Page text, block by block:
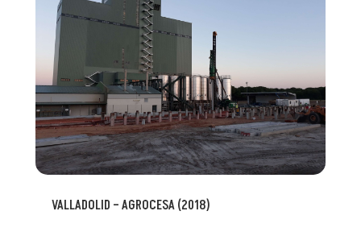
VALLADOLID – AGROCESA (2018)